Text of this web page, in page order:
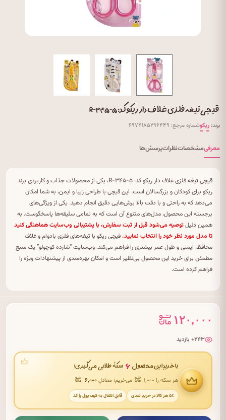
قیچی تیغه فلزی غلاف دار ریکو کد: R-۳۴۵-۵
برند: ریکوشماره مرجع: ۶۹۷۴۱۸۵۲۹۶۴۴۹
معرفیمشخصاتنظراتپرسش‌ها
قیچی تیغه فلزی غلاف دار ریکو کد: R-۳۴۵-۵، یکی از محصولات جذاب و کاربردی برند
ریکو برای کودکان و بزرگسالان است. این قیچی با طراحی زیبا و ایمن، به شما امکان
می‌دهد که به راحتی و با دقت بالا برش‌هایی دقیق انجام دهید. یکی از ویژگی‌های
برجسته این محصول، مدل‌های متنوع آن است که به تمامی سلیقه‌ها پاسخگوست. به
همین دلیلتوصیه می‌شود قبل از ثبت سفارش، با پشتیبانی وب‌سایت هماهنگی کنید
تا مدل مورد نظر خود را انتخاب نمایید.قیچی ریکو با تیغه‌های فلزی بادوام و غلاف
محافظ، ایمنی و طول عمر بیشتری را فراهم می‌کند. وب‌سایت “شازده کوچولو” یک منبع
مطمئن برای خرید این محصول بی‌نظیر است و امکان بهره‌مندی از پیشنهادات ویژه را
فراهم کرده است.
۱۲۰,۰۰۰
۲۴۳+ بازدید
با خریدِ این محصول ۶ سکهٔ طلایی می‌گیری!
هر سکه را ۱٬۰۰۰ می‌خریم؛ معادلِ۶٬۰۰۰
۵٪ هر کالا در خریدِ نقدی قابلِ انتقال به کیف پول یا کد